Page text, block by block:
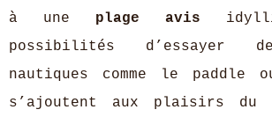
à une plage avis
possibilités d’essayer
nautiques comme le paddle
s’ajoutent aux plaisirs du